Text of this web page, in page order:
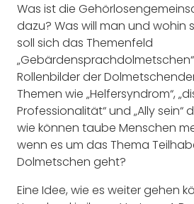
Was ist die
dazu? Was will man und wohin
soll sich das Themenfeld
Rollenbilder der
Themen wie „Helfersyndrom“,
Professionalität“ und „Ally sein“
wie können taube Menschen
wenn es um das Thema
Dolmetschen geht?
Eine Idee, wie es weiter gehen